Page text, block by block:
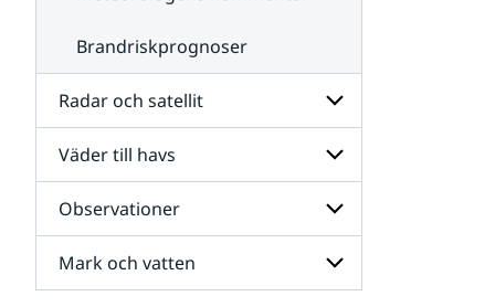
Brandriskprognoser
Radar och satellit
Undersidor
för
Radar
och
satellit
Väder till havs
Undersidor
för
Väder
till
havs
Observationer
Undersidor
för
Mark och vatten